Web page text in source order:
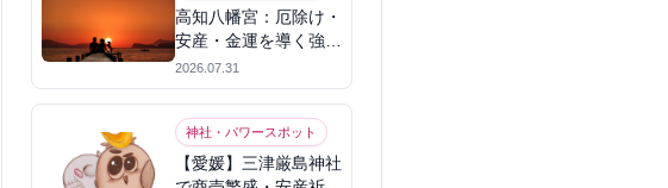
高知八幡宮：厄除け・
安産・金運を導く強力
パワースポット
2026.07.31
神社・パワースポット
【愛媛】三津厳島神社